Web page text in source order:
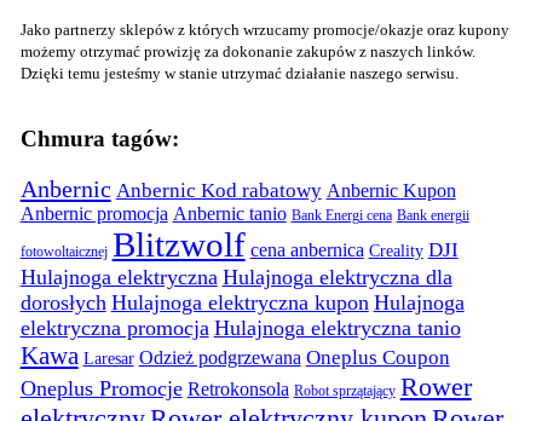
Jako partnerzy sklepów z których wrzucamy promocje/okazje oraz kupony
możemy otrzymać prowizję za dokonanie zakupów z naszych linków.
Dzięki temu jesteśmy w stanie utrzymać działanie naszego serwisu.
Chmura tagów:
Anbernic Anbernic Kod rabatowy Anbernic Kupon
Anbernic promocja Anbernic tanio Bank Energi cena Bank energii
fotowoltaicznej Blitzwolf cena anbernica Creality DJI
Hulajnoga elektryczna Hulajnoga elektryczna dla
dorosłych Hulajnoga elektryczna kupon Hulajnoga
elektryczna promocja Hulajnoga elektryczna tanio
Kawa Laresar Odzież podgrzewana Oneplus Coupon
Oneplus Promocje Retrokonsola Robot sprzątający Rower